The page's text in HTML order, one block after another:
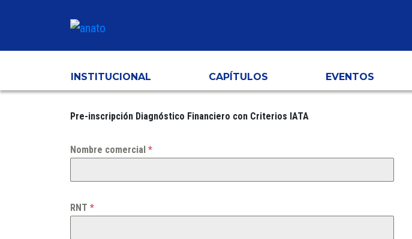
INSTITUCIONAL CAPÍTULOS EVENTOS
Pre-inscripción Diagnóstico Financiero con Criterios IATA
Nombre comercial *
RNT *